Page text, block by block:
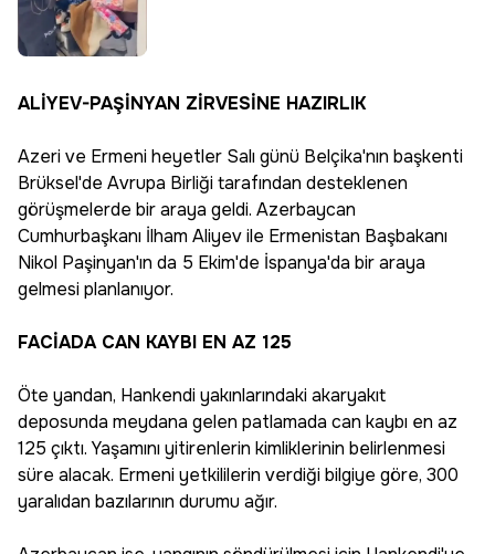
ALİYEV-PAŞİNYAN ZİRVESİNE HAZIRLIK
Azeri ve Ermeni heyetler Salı günü Belçika'nın başkenti
Brüksel'de Avrupa Birliği tarafından desteklenen
görüşmelerde bir araya geldi. Azerbaycan
Cumhurbaşkanı İlham Aliyev ile Ermenistan Başbakanı
Nikol Paşinyan'ın da 5 Ekim'de İspanya'da bir araya
gelmesi planlanıyor.
FACİADA CAN KAYBI EN AZ 125
Öte yandan, Hankendi yakınlarındaki akaryakıt
deposunda meydana gelen patlamada can kaybı en az
125 çıktı. Yaşamını yitirenlerin kimliklerinin belirlenmesi
süre alacak. Ermeni yetkililerin verdiği bilgiye göre, 300
yaralıdan bazılarının durumu ağır.